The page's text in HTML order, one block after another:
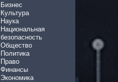
Бизнес
Культура
Наука
Национальная
безопасность
Общество
Политика
Право
Финансы
Экономика